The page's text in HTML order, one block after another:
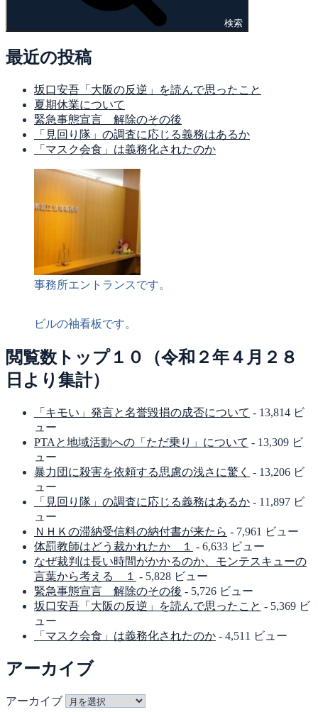
検索
最近の投稿
坂口安吾「大阪の反逆」を読んで思ったこと
夏期休業について
緊急事態宣言 解除のその後
「見回り隊」の調査に応じる義務はあるか
「マスク会食」は義務化されたのか
事務所エントランスです。
ビルの袖看板です。
閲覧数トップ１０（令和２年４月２８
日より集計）
「キモい」発言と名誉毀損の成否について - 13,814 ビ
ュー
PTAと地域活動への「ただ乗り」について - 13,309 ビ
ュー
暴力団に殺害を依頼する思慮の浅さに驚く - 13,206 ビ
ュー
「見回り隊」の調査に応じる義務はあるか - 11,897 ビ
ュー
ＮＨＫの滞納受信料の納付書が来たら - 7,961 ビュー
体罰教師はどう裁かれたか １
- 6,633 ビュー
なぜ裁判は長い時間がかかるのか、モンテスキューの
言葉から考える １
- 5,828 ビュー
緊急事態宣言 解除のその後 - 5,726 ビュー
坂口安吾「大阪の反逆」を読んで思ったこと - 5,369 ビ
ュー
「マスク会食」は義務化されたのか - 4,511 ビュー
アーカイブ
アーカイブ